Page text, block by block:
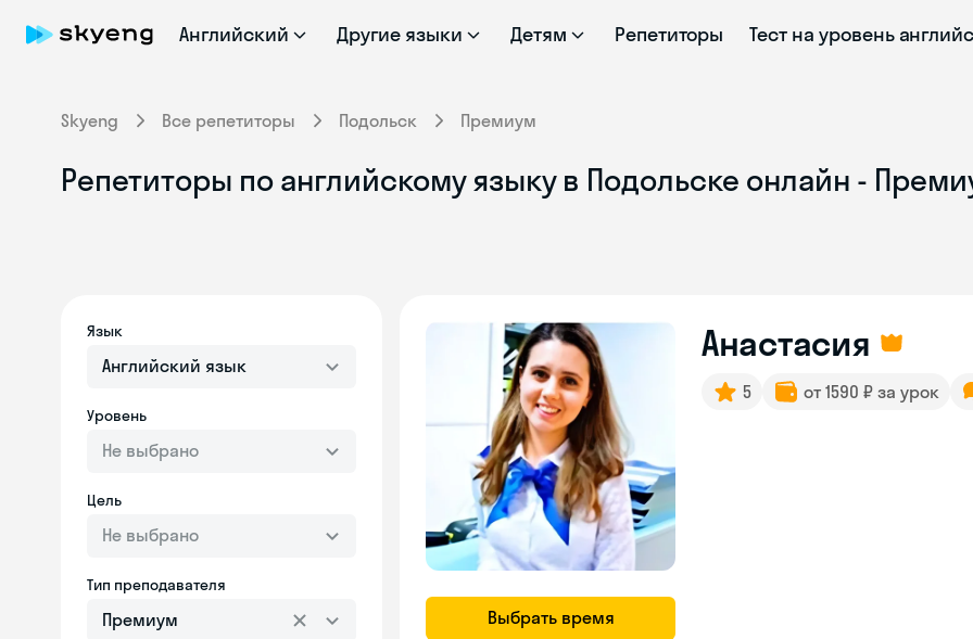
Английский Другие языки Детям Репетиторы Тест на уровень
Skyeng Все репетиторы Подольск Премиум
Репетиторы по английскому языку в Подольске онлайн -
Язык
Английский язык
Уровень
Не выбрано
Цель
Не выбрано
Тип преподавателя
Премиум Выбрать время
Анастасия
5 от 1590 ₽ за урок